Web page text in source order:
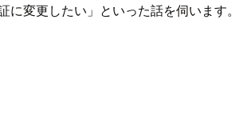
変更したい」といった話を伺います。